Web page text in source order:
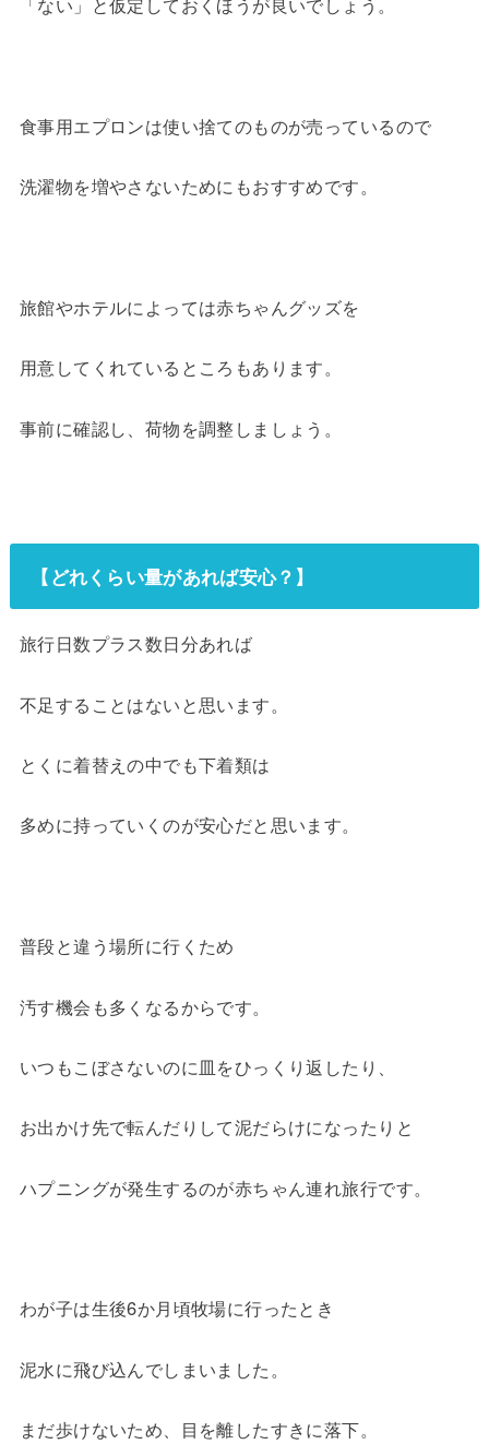
食事用エプロンは使い捨てのものが売っているので
洗濯物を増やさないためにもおすすめです。
旅館やホテルによっては赤ちゃんグッズを
用意してくれているところもあります。
事前に確認し、荷物を調整しましょう。
【どれくらい量があれば安心？】
旅行日数プラス数日分あれば
不足することはないと思います。
とくに着替えの中でも下着類は
多めに持っていくのが安心だと思います。
普段と違う場所に行くため
汚す機会も多くなるからです。
いつもこぼさないのに皿をひっくり返したり、
お出かけ先で転んだりして泥だらけになったりと
ハプニングが発生するのが赤ちゃん連れ旅行です。
わが子は生後6か月頃牧場に行ったとき
泥水に飛び込んでしまいました。
まだ歩けないため、目を離したすきに落下。